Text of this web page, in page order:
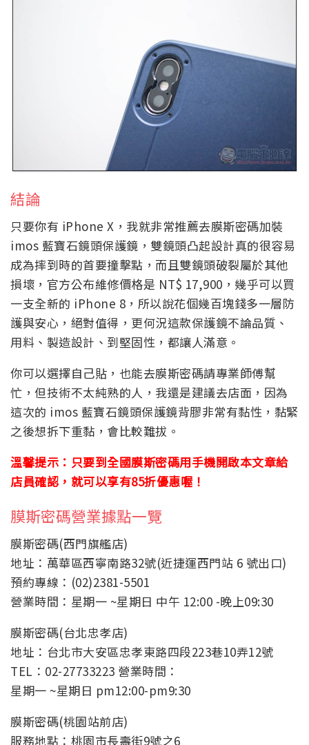
結論
只要你有 iPhone X，我就非常推薦去膜斯密碼加裝
imos 藍寶石鏡頭保護鏡，雙鏡頭凸起設計真的很容易
成為摔到時的首要撞擊點，而且雙鏡頭破裂屬於其他
損壞，官方公布維修價格是 NT$ 17,900，幾乎可以買
一支全新的 iPhone 8，所以說花個幾百塊錢多一層防
護與安心，絕對值得，更何況這款保護鏡不論品質、
用料、製造設計、到堅固性，都讓人滿意。
你可以選擇自己貼，也能去膜斯密碼請專業師傅幫
忙，但技術不太純熟的人，我還是建議去店面，因為
這次的 imos 藍寶石鏡頭保護鏡背膠非常有黏性，黏緊
之後想拆下重黏，會比較難拔。
溫馨提示：只要到全國膜斯密碼用手機開啟本文章給
店員確認，就可以享有85折優惠喔！
膜斯密碼營業據點一覽
膜斯密碼(西門旗艦店)
地址：萬華區西寧南路32號(近捷運西門站 6 號出口)
預約專線：(02)2381-5501
營業時間：星期一 ~星期日 中午 12:00 -晚上09:30
膜斯密碼(台北忠孝店)
地址：台北市大安區忠孝東路四段223巷10弄12號
TEL：02-27733223 營業時間：
星期一 ~星期日 pm12:00-pm9:30
膜斯密碼(桃園站前店)
服務地點：桃園市長壽街9號之6